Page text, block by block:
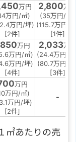
万円
万円/㎡)
万円/坪)
[2件]
2,800万円
(35万円/㎡)
(115.7万円/
[1件]
万円
万円/㎡)
万円/坪)
[4件]
2,033万円
(24.4万円/
(80.7万円/
[3件]
万円
万円/㎡)
万円/坪)
[2件]
-
㎡あたりの売